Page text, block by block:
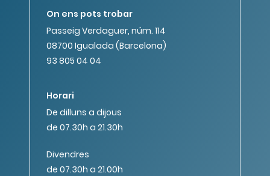
On ens pots trobar
Passeig Verdaguer, núm. 114
08700 Igualada (Barcelona)
93 805 04 04
Horari
De dilluns a dijous
de 07.30h a 21.30h
Divendres
de 07.30h a 21.00h